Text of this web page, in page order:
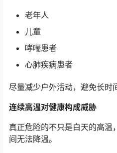
老年人
儿童
哮喘患者
心肺疾病患者
尽量减少户外活动，避免长时
连续高温对健康构成威胁
真正危险的不只是白天的高温
间无法降温。